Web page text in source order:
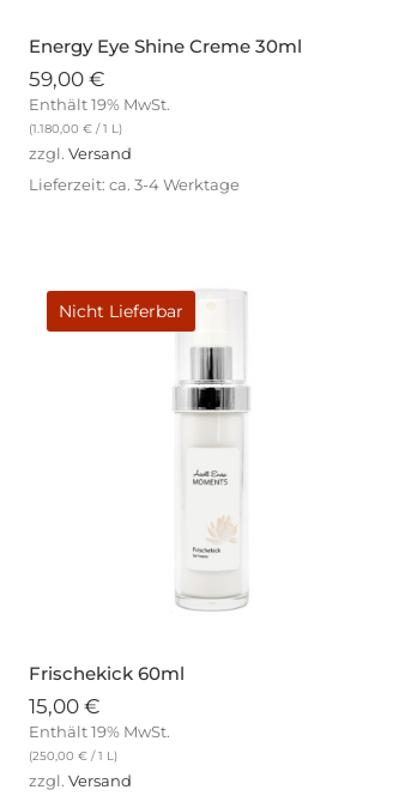
Energy Eye Shine Creme 30ml
59,00€
Enthält 19% MwSt.
(1.180,00€ / 1 L)
zzgl.Versand
Lieferzeit: ca. 3-4 Werktage
Nicht Lieferbar
Frischekick 60ml
15,00€
Enthält 19% MwSt.
(250,00€ / 1 L)
zzgl.Versand